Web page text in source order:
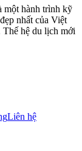
một hành trình kỹ
nhất của Việt
Thế hệ du lịch mới
Liên hệ